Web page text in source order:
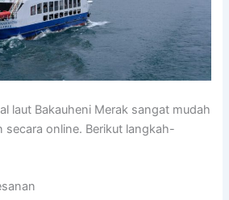
laut Bakauheni Merak sangat mudah
secara online. Berikut langkah-